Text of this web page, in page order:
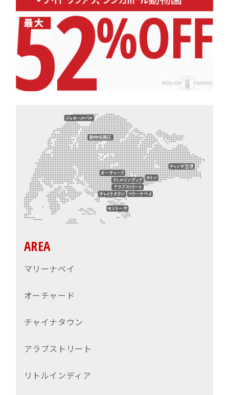
AREA
マリーナベイ
オーチャード
チャイナタウン
アラブストリート
リトルインディア